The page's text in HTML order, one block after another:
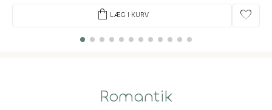
shopping_bag LÆG I KURV favorite
Romantik